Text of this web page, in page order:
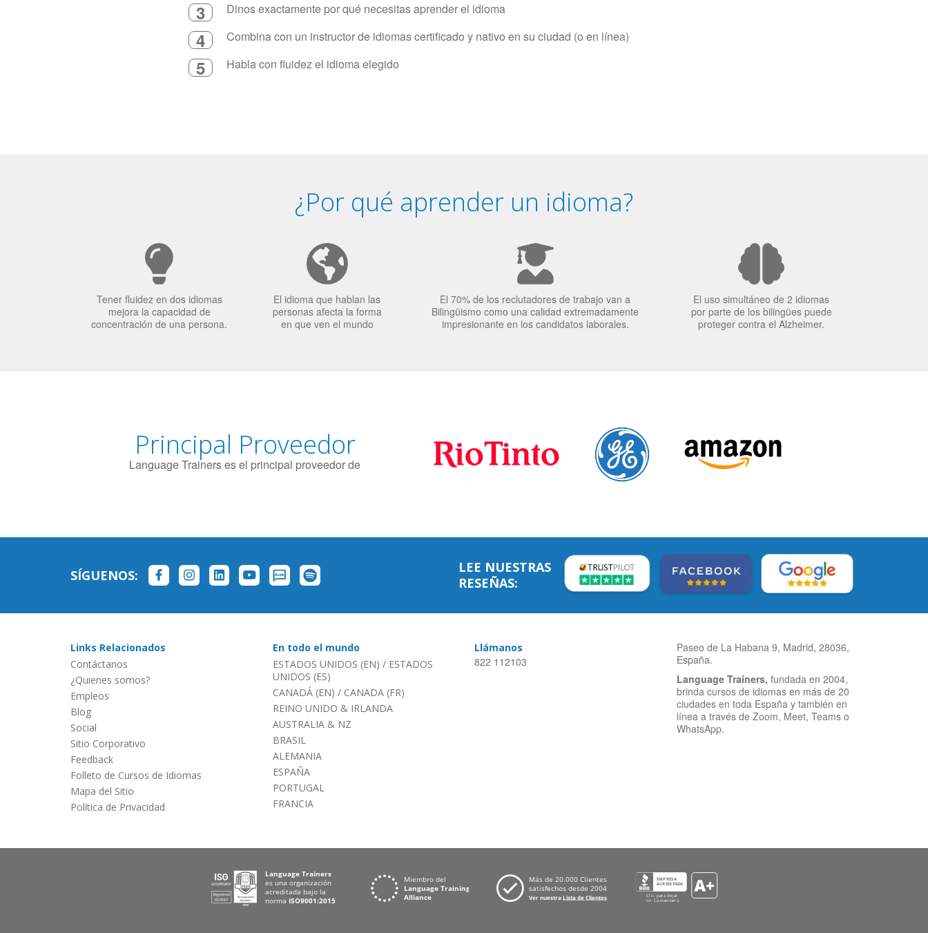
3 Dinos exactamente por qué necesitas aprender el idioma
4 Combina con un instructor de idiomas certificado y nativo en su ciudad (o en línea)
5 Habla con fluidez el idioma elegido
¿Por qué aprender un idioma?
Tener fluidez en dos idiomas
mejora la capacidad de
concentración de una persona.
El idioma que hablan las
personas afecta la forma
en que ven el mundo
El 70% de los reclutadores de trabajo van a
Bilingüismo como una calidad extremadamente
impresionante en los candidatos laborales.
El uso simultáneo de 2 idiomas
por parte de los bilingües puede
proteger contra el Alzheimer.
Principal Proveedor
Language Trainers es el principal proveedor de
SÍGUENOS:
LEE NUESTRAS
RESEÑAS:
Links Relacionados
Contáctanos
¿Quienes somos?
Empleos
Blog
Social
Sitio Corporativo
Feedback
Folleto de Cursos de Idiomas
Mapa del Sitio
Política de Privacidad
En todo el mundo
ESTADOS UNIDOS (EN) / ESTADOS
UNIDOS (ES)
CANADÁ (EN) / CANADA (FR)
REINO UNIDO & IRLANDA
AUSTRALIA & NZ
BRASIL
ALEMANIA
ESPAÑA
PORTUGAL
FRANCIA
Llámanos
822 112103
Paseo de La Habana 9, Madrid, 28036,
España.
Language Trainers, fundada en 2004,
brinda cursos de idiomas en más de 20
ciudades en toda España y también en
línea a través de Zoom, Meet, Teams o
WhatsApp.